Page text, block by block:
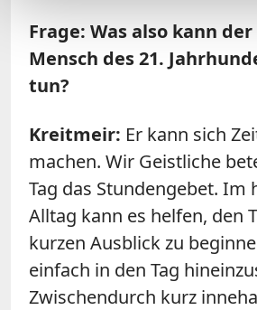
Frage: Was also kann
Mensch des 21.
tun?
Kreitmeir: Er kann sich
machen. Wir Geistliche
Tag das Stundengebet. Im
Alltag kann es helfen, den
kurzen Ausblick zu
einfach in den Tag
Zwischendurch kurz